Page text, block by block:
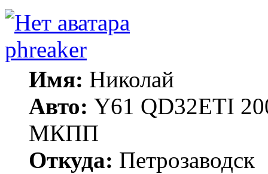
phreaker
Имя: Николай
Авто: Y61 QD32ETI
МКПП
Откуда: Петрозаводск